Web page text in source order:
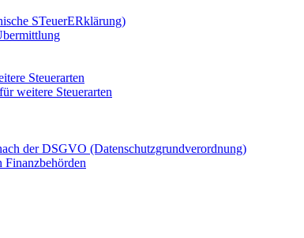
STeuerERklärung)
Steuerarten
weitere Steuerarten
der DSGVO (Datenschutzgrundverordnung)